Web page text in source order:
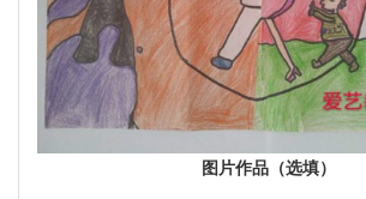
图片作品（选填）